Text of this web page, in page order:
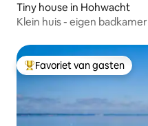
Tiny house in Hohwacht
Klein huis - eigen badkamer
Topfavoriet van gasten
Favoriet van gasten